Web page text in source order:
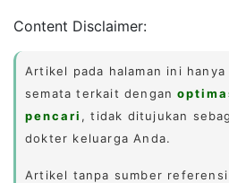
Content Disclaimer:
Artikel pada halaman ini
semata terkait dengan
pencari , tidak ditujukan
dokter keluarga Anda.
Artikel tanpa sumber referensi